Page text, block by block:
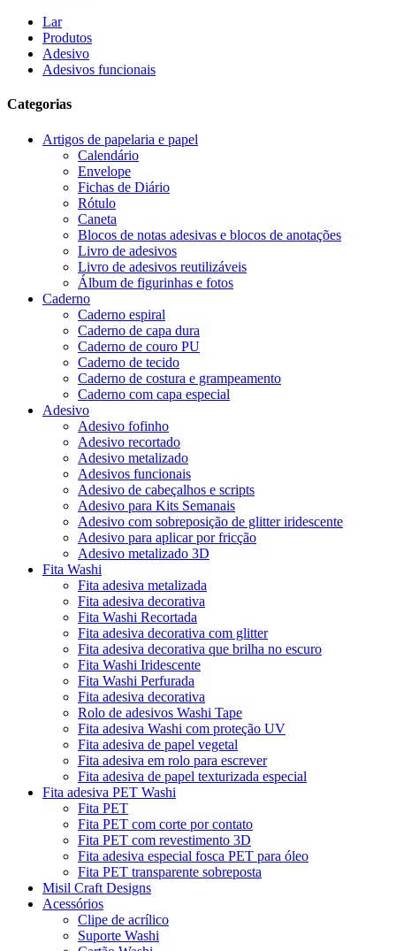
Lar
Produtos
Adesivo
Adesivos funcionais
Categorias
Artigos de papelaria e papel
Calendário
Envelope
Fichas de Diário
Rótulo
Caneta
Blocos de notas adesivas e blocos de anotações
Livro de adesivos
Livro de adesivos reutilizáveis
Álbum de figurinhas e fotos
Caderno
Caderno espiral
Caderno de capa dura
Caderno de couro PU
Caderno de tecido
Caderno de costura e grampeamento
Caderno com capa especial
Adesivo
Adesivo fofinho
Adesivo recortado
Adesivo metalizado
Adesivos funcionais
Adesivo de cabeçalhos e scripts
Adesivo para Kits Semanais
Adesivo com sobreposição de glitter iridescente
Adesivo para aplicar por fricção
Adesivo metalizado 3D
Fita Washi
Fita adesiva metalizada
Fita adesiva decorativa
Fita Washi Recortada
Fita adesiva decorativa com glitter
Fita adesiva decorativa que brilha no escuro
Fita Washi Iridescente
Fita Washi Perfurada
Fita adesiva decorativa
Rolo de adesivos Washi Tape
Fita adesiva Washi com proteção UV
Fita adesiva de papel vegetal
Fita adesiva em rolo para escrever
Fita adesiva de papel texturizada especial
Fita adesiva PET Washi
Fita PET
Fita PET com corte por contato
Fita PET com revestimento 3D
Fita adesiva especial fosca PET para óleo
Fita PET transparente sobreposta
Misil Craft Designs
Acessórios
Clipe de acrílico
Suporte Washi